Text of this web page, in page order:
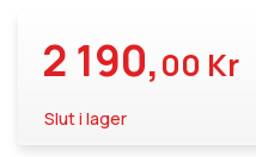
2 190,00 Kr
Slut i lager